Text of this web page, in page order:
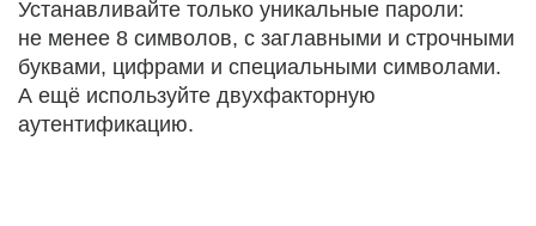
Устанавливайте только уникальные пароли:
не менее 8 символов, с заглавными и строчными
буквами, цифрами и специальными символами.
А ещё используйте двухфакторную
аутентификацию.